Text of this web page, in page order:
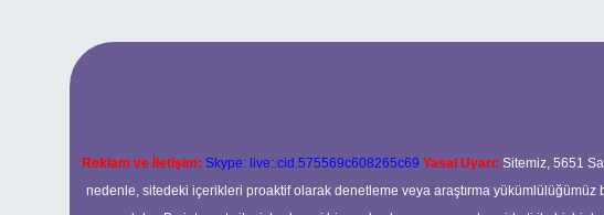
Reklam ve İletişim: Skype: live:.cid.575569c608265c69 Yasal Uyarı: Sitemiz, 5651
nedenle, sitedeki içerikleri proaktif olarak denetleme veya araştırma